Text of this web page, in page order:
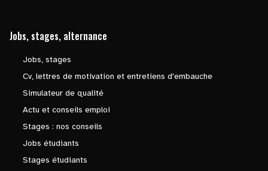
Jobs, stages, alternance
Jobs, stages
Cv, lettres de motivation et entretiens d'embauche
Simulateur de qualité
Actu et conseils emploi
Stages : nos conseils
Jobs étudiants
Stages étudiants